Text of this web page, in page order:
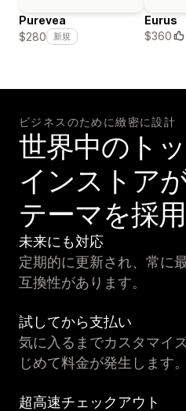
Purevea
$280
新規
Eurus
$360
ビジネスのために緻密に設計
世界中のト
インストア
テーマを採用
未来にも対応
定期的に更新され、常に
互換性があります。
試してから支払い
気に入るまでカスタマイ
じめて料金が発生します。
超高速チェックアウト